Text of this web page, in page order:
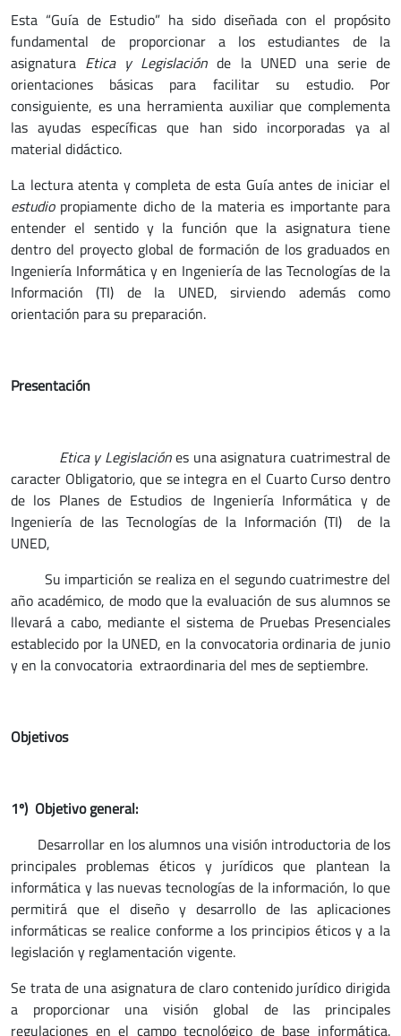
Esta “Guía de Estudio” ha sido diseñada con el propósito
fundamental de proporcionar a los estudiantes de la
asignatura Etica y Legislaciónde la UNED una serie de
orientaciones básicas para facilitar su estudio. Por
consiguiente, es una herramienta auxiliar que complementa
las ayudas específicas que han sido incorporadas ya al
material didáctico.
La lectura atenta y completa de esta Guía antes de iniciar el
estudio propiamente dicho de la materia es importante para
entender el sentido y la función que la asignatura tiene
dentro del proyecto global de formación de los graduados en
Ingeniería Informática y en Ingeniería de las Tecnologías de la
Información (TI) de la UNED, sirviendo además como
orientación para su preparación.
Presentación
Etica y Legislaciónes una asignatura cuatrimestral de
caracter Obligatorio, que se integra en el Cuarto Curso dentro
de los Planes de Estudios de Ingeniería Informática y de
Ingeniería de las Tecnologías de la Información (TI) de la
UNED,
Su impartición se realiza en el segundo cuatrimestre del
año académico, de modo que la evaluación de sus alumnos se
llevará a cabo, mediante el sistema de Pruebas Presenciales
establecido por la UNED, en la convocatoria ordinaria de junio
y en la convocatoria extraordinaria del mes de septiembre.
Objetivos
1º) Objetivo general:
Desarrollar en los alumnos una visión introductoria de los
principales problemas éticos y jurídicos que plantean la
informática y las nuevas tecnologías de la información, lo que
permitirá que el diseño y desarrollo de las aplicaciones
informáticas se realice conforme a los principios éticos y a la
legislación y reglamentación vigente.
Se trata de una asignatura de claro contenido jurídico dirigida
a proporcionar una visión global de las principales
regulaciones en el campo tecnológico de base informática.